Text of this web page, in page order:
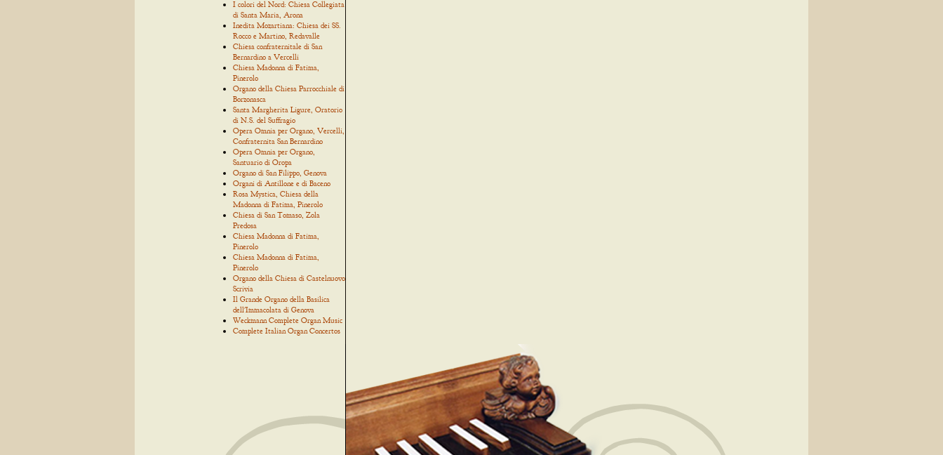
I colori del Nord: Chiesa Collegiata
di Santa Maria, Arona
Inedita Mozartiana: Chiesa dei SS.
Rocco e Martino, Redavalle
Chiesa confraternitale di San
Bernardino a Vercelli
Chiesa Madonna di Fatima,
Pinerolo
Organo della Chiesa Parrocchiale di
Borzonasca
Santa Margherita Ligure, Oratorio
di N.S. del Suffragio
Opera Omnia per Organo, Vercelli,
Confraternita San Bernardino
Opera Omnia per Organo,
Santuario di Oropa
Organo di San Filippo, Genova
Organi di Antillone e di Baceno
Rosa Mystica, Chiesa della
Madonna di Fatima, Pinerolo
Chiesa di San Tomaso, Zola
Predosa
Chiesa Madonna di Fatima,
Pinerolo
Chiesa Madonna di Fatima,
Pinerolo
Organo della Chiesa di Castelnuovo
Scrivia
Il Grande Organo della Basilica
dell'Immacolata di Genova
Weckmann Complete Organ Music
Complete Italian Organ Concertos